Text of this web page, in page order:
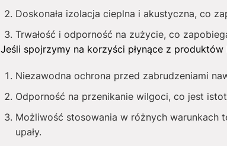
Doskonała izolacja cieplna i akustyczna, co
Trwałość i odporność na zużycie, co
Jeśli spojrzymy na korzyści płynące z
Niezawodna ochrona przed zabrudzeniami
Odporność na przenikanie wilgoci, co jest
Możliwość stosowania w różnych warunkach
upały.